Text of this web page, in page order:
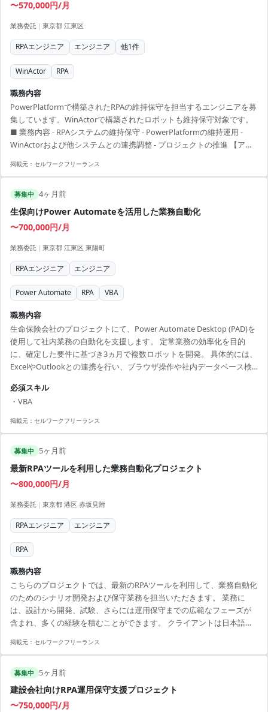
〜570,000円/月
業務委託 | 東京都 江東区
RPAエンジニア エンジニア 他1件
WinActor RPA
職務内容
PowerPlatformで構築されたRPAの維持保守を担当するエンジニアを募
集しています。WinActorで構築されたロボットも維持保守対象です。
■ 業務内容 - RPAシステムの維持保守 - PowerPlatformの維持運用 -
WinActorおよび他システムとの連携調整 - プロジェクトの推進 【アピ
守まで一貫して経験可能 - PowerPlatformとWinActor技術を活かして
得 - 継続的なプロジェクトで長期就業が可能
掲載元： セルワークフリーランス
募集中 4ヶ月前
生保向けPower Automateを活用した業務自動化
〜700,000円/月
業務委託 | 東京都 江東区 東陽町
RPAエンジニア エンジニア
Power Automate RPA VBA
職務内容
生命保険会社のプロジェクトにて、Power Automate Desktop (PAD)を
使用して社内業務の自動化を支援します。 定常業務の効率化を目的
に、確定した要件に基づき3ヵ月で複数ロボットを開発。 具体的には、
ExcelやOutlookとの連携を行い、ブラウザ操作や社内データベース検
かして、新たなプロジェクトでチャレンジできる ・社内システムの自
動化を通じた業務効率化に参加可能 ・リモート併用勤務で働きやすさ
を実現
必須スキル
・VBA
掲載元： セルワークフリーランス
募集中 5ヶ月前
最新RPAツールを利用した業務自動化プロジェクト
〜800,000円/月
業務委託 | 東京都 港区 赤坂見附
RPAエンジニア エンジニア
RPA
職務内容
こちらのプロジェクトでは、最新のRPAツールを利用して、業務自動化
のためのシナリオ開発および保守業務を担当いただきます。 業務に
は、設計から開発、試験、さらには運用保守までの広範なフェーズが
含まれ、多くの経験を積むことができます。 クライアントは日本語必
技術者が活躍できる環境です。 【アピールポイント】 ・赤坂見附駅近
れるチャンス
掲載元： セルワークフリーランス
募集中 5ヶ月前
建設会社向けRPA運用保守支援プロジェクト
〜750,000円/月